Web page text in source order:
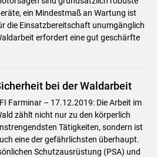
ein Mindestmaß an Wartung ist
die Einsatzbereitschaft unumgänglich
erfordert eine gut geschärfte
bei der Waldarbeit
Farminar – 17.12.2019: Die Arbeit im
zählt nicht nur zu den körperlich
Tätigkeiten, sondern ist
eine der gefährlichsten überhaupt.
Schutzausrüstung (PSA) und